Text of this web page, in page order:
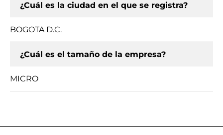
¿Cuál es la ciudad en el que se registra?
BOGOTA D.C.
¿Cuál es el tamaño de la empresa?
MICRO